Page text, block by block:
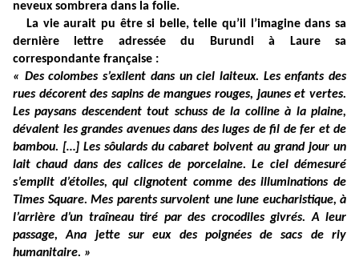
neveux sombrera dans la folie.
La vie aurait pu être si belle, telle qu’il l’imagine dans sa
dernière lettre adressée du Burundi à Laure sa
correspondante française :
« Des colombes s’exilent dans un ciel laiteux. Les enfants des
rues décorent des sapins de mangues rouges, jaunes et vertes.
Les paysans descendent tout schuss de la colline à la plaine,
dévalent les grandes avenues dans des luges de fil de fer et de
bambou. […] Les sôulards du cabaret boivent au grand jour un
lait chaud dans des calices de porcelaine. Le ciel démesuré
s’emplit d’étoiles, qui clignotent comme des illuminations de
Times Square. Mes parents survolent une lune eucharistique, à
l’arrière d’un traîneau tiré par des crocodiles givrés. A leur
passage, Ana jette sur eux des poignées de sacs de riy
humanitaire. »